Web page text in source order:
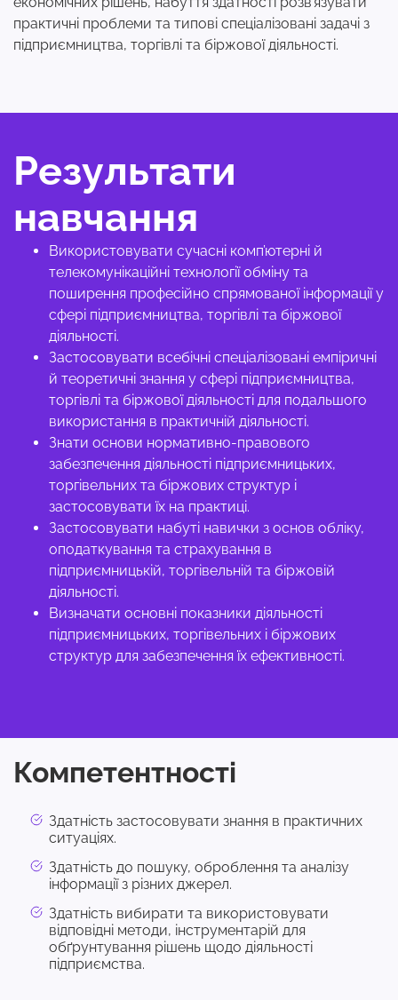
практичні проблеми та типові спеціалізовані задачі з
підприємництва, торгівлі та біржової діяльності.
Результати
навчання
Використовувати сучасні комп’ютерні й
телекомунікаційні технології обміну та
поширення професійно спрямованої інформації у
сфері підприємництва, торгівлі та біржової
діяльності.
Застосовувати всебічні спеціалізовані емпіричні
й теоретичні знання у сфері підприємництва,
торгівлі та біржової діяльності для подальшого
використання в практичній діяльності.
Знати основи нормативно-правового
забезпечення діяльності підприємницьких,
торгівельних та біржових структур і
застосовувати їх на практиці.
Застосовувати набуті навички з основ обліку,
оподаткування та страхування в
підприємницькій, торгівельній та біржовій
діяльності.
Визначати основні показники діяльності
підприємницьких, торгівельних і біржових
структур для забезпечення їх ефективності.
Компетентності
Здатність застосовувати знання в практичних
ситуаціях.
Здатність до пошуку, оброблення та аналізу
інформації з різних джерел.
Здатність вибирати та використовувати
відповідні методи, інструментарій для
обґрунтування рішень щодо діяльності
підприємства.